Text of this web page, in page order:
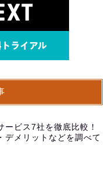
ービス7社を徹底比較！
デメリットなどを調べて